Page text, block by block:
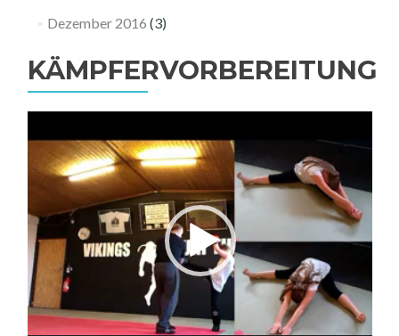
Dezember 2016 (3)
KÄMPFERVORBEREITUNG
Player